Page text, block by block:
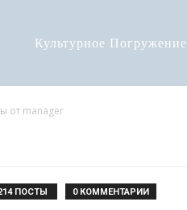
Культурное Погружение
от manager
ПОСТЫ 0 КОММЕНТАРИИ